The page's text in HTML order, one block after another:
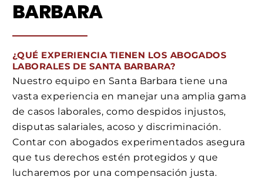
BARBARA
¿QUÉ EXPERIENCIA TIENEN LOS ABOGADOS
LABORALES DE SANTA BARBARA?
Nuestro equipo en Santa Barbara tiene una
vasta experiencia en manejar una amplia gama
de casos laborales, como despidos injustos,
disputas salariales, acoso y discriminación.
Contar con abogados experimentados asegura
que tus derechos estén protegidos y que
lucharemos por una compensación justa.